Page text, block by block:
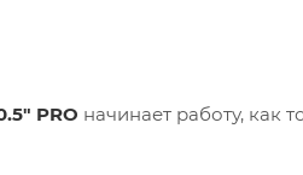
PRO начинает работу, как